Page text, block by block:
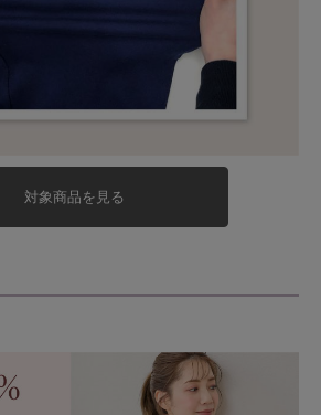
対象商品を見る